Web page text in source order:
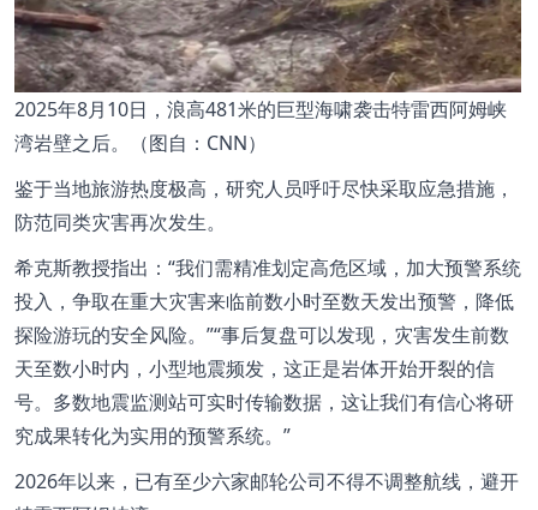
2025年8月10日，浪高481米的巨型海啸袭击特雷西阿姆峡
湾岩壁之后。
（图自：CNN）
鉴于当地旅游热度极高，研究人员呼吁尽快采取应急措施，
防范同类灾害再次发生。
希克斯教授指出： “我们需精准划定高危区域，加大预警系统
投入，争取在重大灾害来临前数小时至数天发出预警，降低
探险游玩的安全风险。 ”“事后复盘可以发现，灾害发生前数
天至数小时内，小型地震频发，这正是岩体开始开裂的信
号。多数地震监测站可实时传输数据，这让我们有信心将研
究成果转化为实用的预警系统。 ”
2026年以来，已有至少六家邮轮公司不得不调整航线，避开